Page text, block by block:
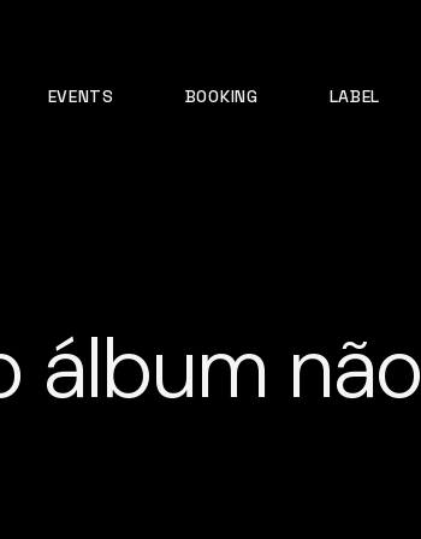
EVENTS BOOKING LABEL
álbum não